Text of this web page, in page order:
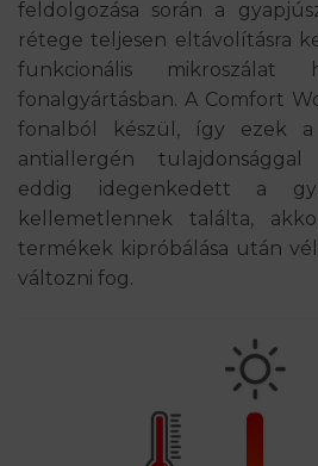
feldolgozása során a
rétege teljesen eltávolításra
funkcionális
fonalgyártásban. A Comfort
fonalból készül, így ezek
antiallergén
eddig idegenkedett a
kellemetlennek találta,
termékek kipróbálása után
változni fog.